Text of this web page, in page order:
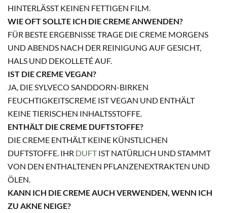
HINTERLÄSST KEINEN FETTIGEN FILM.
WIE OFT SOLLTE ICH DIE CREME ANWENDEN?
FÜR BESTE ERGEBNISSE TRAGE DIE CREME MORGENS
UND ABENDS NACH DER REINIGUNG AUF GESICHT,
HALS UND DEKOLLETÉ AUF.
IST DIE CREME VEGAN?
JA, DIE SYLVECO SANDDORN-BIRKEN
FEUCHTIGKEITSCREME IST VEGAN UND ENTHÄLT
KEINE TIERISCHEN INHALTSSTOFFE.
ENTHÄLT DIE CREME DUFTSTOFFE?
DIE CREME ENTHÄLT KEINE KÜNSTLICHEN
DUFTSTOFFE. IHR DUFTIST NATÜRLICH UND STAMMT
VON DEN ENTHALTENEN PFLANZENEXTRAKTEN UND
ÖLEN.
KANN ICH DIE CREME AUCH VERWENDEN, WENN ICH
ZU AKNE NEIGE?